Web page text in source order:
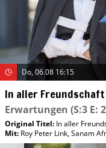
Do, 06.08 16:15
In aller
Erwartungen (S:3 E:
Original Titel: In aller
Mit: Roy Peter Link,Sanam